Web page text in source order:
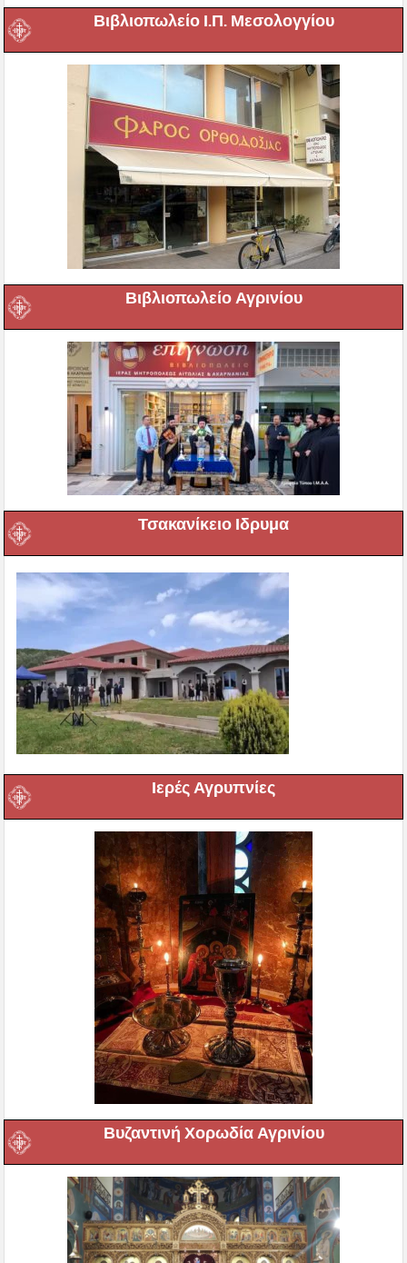
Βιβλιοπωλείο Ι.Π. Μεσολογγίου
Βιβλιοπωλείο Αγρινίου
Τσακανίκειο Ιδρυμα
Ιερές Αγρυπνίες
Βυζαντινή Χορωδία Αγρινίου